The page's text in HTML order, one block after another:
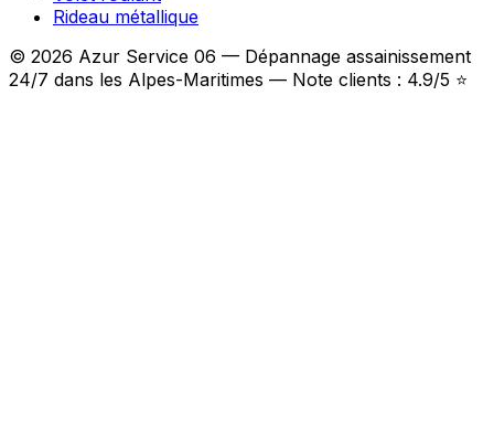
Rideau métallique
© 2026 Azur Service 06 — Dépannage assainissement
24/7 dans les Alpes-Maritimes — Note clients : 4.9/5 ⭐